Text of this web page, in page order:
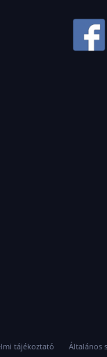
hibák
tájékoztató Általános